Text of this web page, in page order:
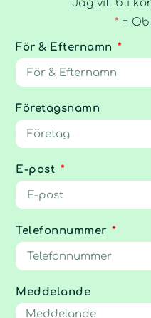
Jag vill bli
* =
För & Efternamn
Företagsnamn
E-post
Telefonnummer
Meddelande